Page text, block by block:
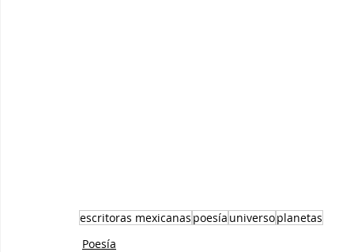
escritoras mexicanas poesía universoplanetas
Poesía